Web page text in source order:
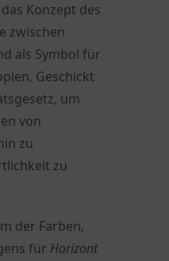
Konzept des
zwischen
als Symbol für
Geschickt
um
von
zu
zu
der Farben,
für Horizont